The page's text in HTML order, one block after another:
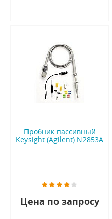
Пробник пассивный
Keysight (Agilent) N2853A
Цена по запросу